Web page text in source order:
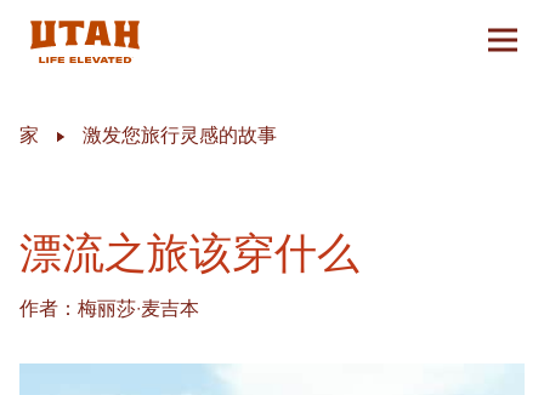
切换
家 激发您旅行灵感的故事
漂流之旅该穿什么
作者：梅丽莎·麦吉本